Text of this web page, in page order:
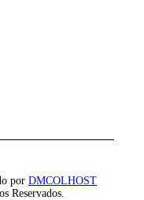
por DMCOLHOST
Reservados.